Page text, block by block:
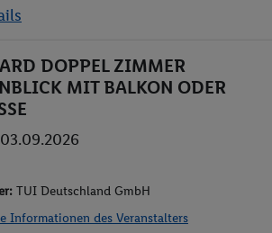
DOPPEL ZIMMER
MIT BALKON ODER
TUI Deutschland GmbH
Informationen des Veranstalters